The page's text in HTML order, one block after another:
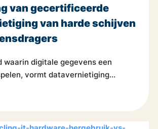
van gecertificeerde
van harde schijven
waarin digitale gegevens een
vormt datavernietiging...